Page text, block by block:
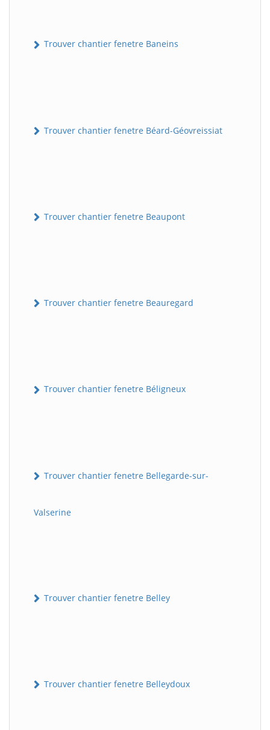
Trouver chantier fenetre Baneins
Trouver chantier fenetre Béard-Géovreissiat
Trouver chantier fenetre Beaupont
Trouver chantier fenetre Beauregard
Trouver chantier fenetre Béligneux
Trouver chantier fenetre Bellegarde-sur-
Valserine
Trouver chantier fenetre Belley
Trouver chantier fenetre Belleydoux